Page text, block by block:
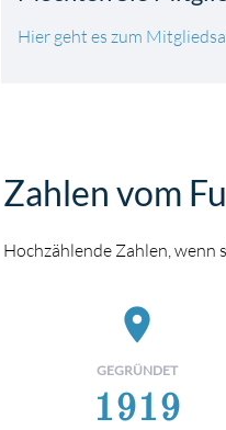
Hier geht es zum
Zahlen vom
Hochzählende Zahlen, wenn
place
GEGRÜNDET
1919